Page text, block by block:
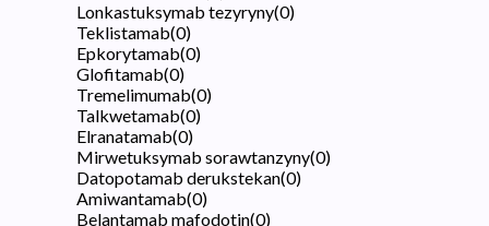
Lonkastuksymab tezyryny(0)
Teklistamab(0)
Epkorytamab(0)
Glofitamab(0)
Tremelimumab(0)
Talkwetamab(0)
Elranatamab(0)
Mirwetuksymab sorawtanzyny(0)
Datopotamab derukstekan(0)
Amiwantamab(0)
Belantamab mafodotin(0)